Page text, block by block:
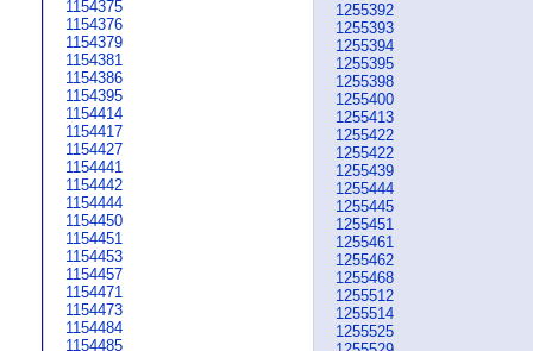
1154375
1154376
1154379
1154381
1154386
1154395
1154414
1154417
1154427
1154441
1154442
1154444
1154450
1154451
1154453
1154457
1154471
1154473
1154484
1154485
1255392
1255393
1255394
1255395
1255398
1255400
1255413
1255422
1255422
1255439
1255444
1255445
1255451
1255461
1255462
1255468
1255512
1255514
1255525